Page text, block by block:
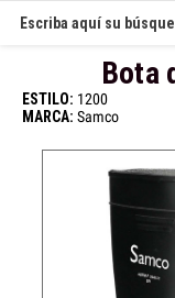
Buscar
en
Bota
ESTILO: 1200
MARCA: Samco